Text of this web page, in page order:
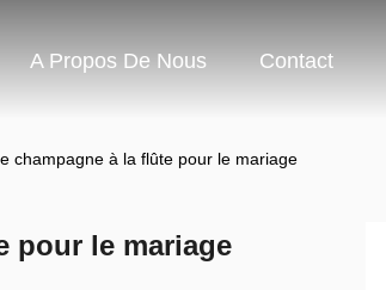
A Propos De Nous Contact
champagne à la flûte pour le mariage
pour le mariage